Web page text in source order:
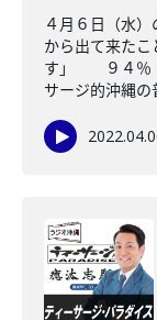
４月６日（水
から出て来た
す」 ９４％
サージ的沖縄の